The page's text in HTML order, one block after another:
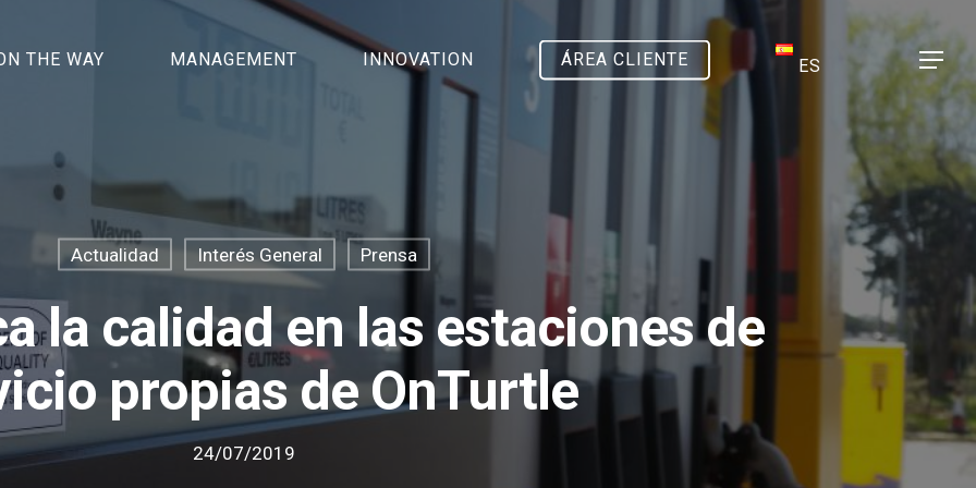
THE WAY MANAGEMENT INNOVATION ÁREA CLIENTE ES Menu
Actualidad Interés General Prensa
la calidad en las estaciones de
propias de OnTurtle
24/07/2019